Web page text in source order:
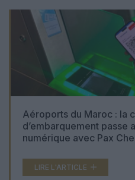
Aéroports du Maroc : la
d’embarquement passe
numérique avec Pax
LIRE L'ARTICLE